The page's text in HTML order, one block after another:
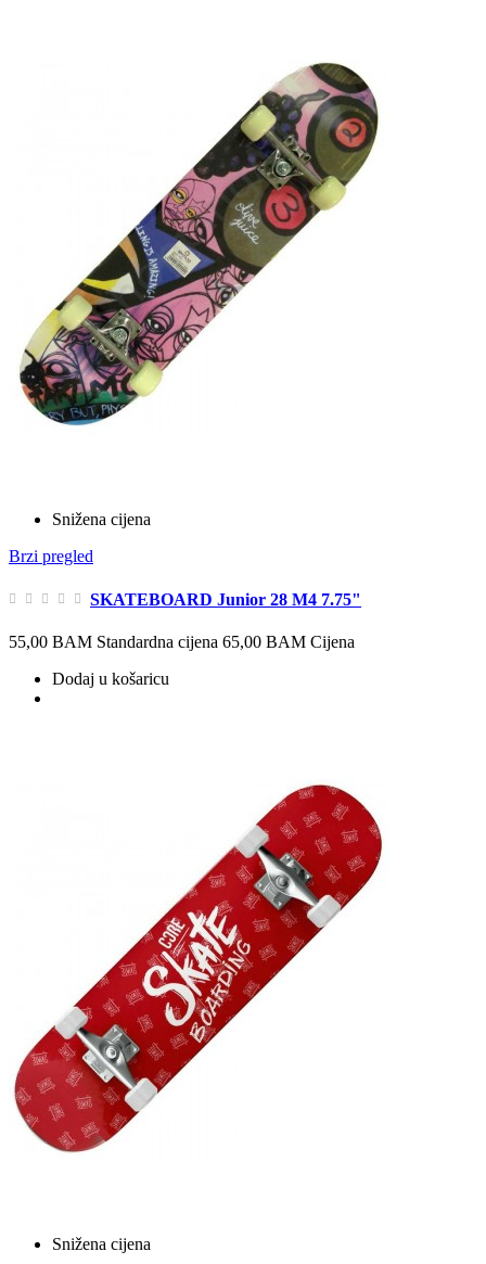
Snižena cijena
Brzi pregled
SKATEBOARD Junior 28 M4 7.75"
55,00 BAM Standardna cijena 65,00 BAM Cijena
Dodaj u košaricu
Snižena cijena